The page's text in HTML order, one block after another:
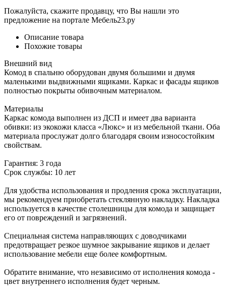
Пожалуйста, скажите продавцу, что Вы нашли это
предложение на портале Мебель23.ру
Описание товара
Похожие товары
Внешний вид
Комод в спальню оборудован двумя большими и двумя
маленькими выдвижными ящиками. Каркас и фасады ящиков
полностью покрыты обивочным материалом.
Материалы
Каркас комода выполнен из ДСП и имеет два варианта
обивки: из экокожи класса «Люкс» и из мебельной ткани. Оба
материала прослужат долго благодаря своим износостойким
свойствам.
Гарантия: 3 года
Срок службы: 10 лет
Для удобства использования и продления срока эксплуатации,
мы рекомендуем приобретать стеклянную накладку. Накладка
используется в качестве столешницы для комода и защищает
его от повреждений и загрязнений.
Специальная система направляющих с доводчиками
предотвращает резкое шумное закрывание ящиков и делает
использование мебели еще более комфортным.
Обратите внимание, что независимо от исполнения комода -
цвет внутреннего исполнения будет черным.